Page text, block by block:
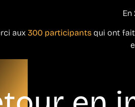
En
aux 300 participantsqui ont fait